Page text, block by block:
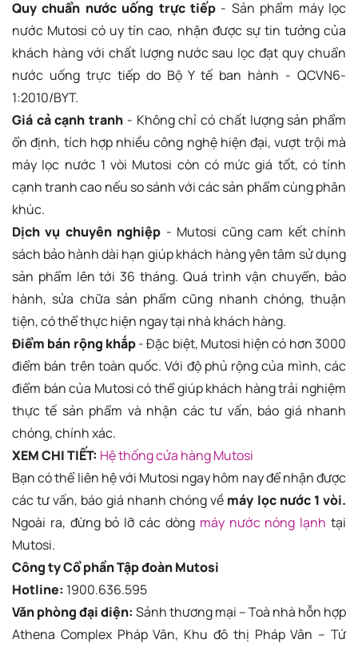
Quy chuẩn nước uống trực tiếp - Sản phẩm máy lọc
nước Mutosi có uy tín cao, nhận được sự tin tưởng của
khách hàng với chất lượng nước sau lọc đạt quy chuẩn
nước uống trực tiếp do Bộ Y tế ban hành - QCVN6-
1:2010/BYT.
Giá cả cạnh tranh - Không chỉ có chất lượng sản phẩm
ổn định, tích hợp nhiều công nghệ hiện đại, vượt trội mà
máy lọc nước 1 vòi Mutosi còn có mức giá tốt, có tính
cạnh tranh cao nếu so sánh với các sản phẩm cùng phân
khúc.
Dịch vụ chuyên nghiệp - Mutosi cũng cam kết chính
sách bảo hành dài hạn giúp khách hàng yên tâm sử dụng
sản phẩm lên tới 36 tháng. Quá trình vận chuyển, bảo
hành, sửa chữa sản phẩm cũng nhanh chóng, thuận
tiện, có thể thực hiện ngay tại nhà khách hàng.
Điểm bán rộng khắp- Đặc biệt, Mutosi hiện có hơn 3000
điểm bán trên toàn quốc. Với độ phủ rộng của mình, các
điểm bán của Mutosi có thể giúp khách hàng trải nghiệm
thực tế sản phẩm và nhận các tư vấn, báo giá nhanh
chóng, chính xác.
XEM CHI TIẾT: Hệ thống cửa hàng Mutosi
Bạn có thể liên hệ với Mutosi ngay hôm nay để nhận được
các tư vấn, báo giá nhanh chóng về máy lọc nước 1 vòi.
Ngoài ra, đừng bỏ lỡ các dòng máy nước nóng lạnh tại
Mutosi.
Công ty Cổ phần Tập đoàn Mutosi
Hotline: 1900.636.595
Văn phòng đại diện: Sảnh thương mại – Toà nhà hỗn hợp
Athena Complex Pháp Vân, Khu đô thị Pháp Vân – Tứ